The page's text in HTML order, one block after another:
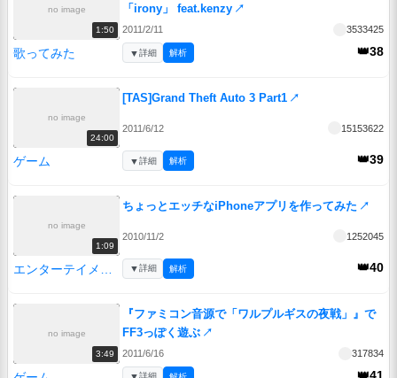
no image
1:50
「irony」 feat.kenzy ↗
2011/2/11 3533425
歌ってみた 👑38
▼詳細 解析
no image
24:00
[TAS]Grand Theft Auto 3 Part1 ↗
2011/6/12 15153622
ゲーム 👑39
▼詳細 解析
no image
1:09
ちょっとエッチなiPhoneアプリを作ってみた ↗
2010/11/2 1252045
👑40
▼詳細 解析
no image
3:49
『ファミコン音源で「ワルプルギスの夜戦」』で
FF3っぽく遊ぶ ↗
2011/6/16 317834
👑41